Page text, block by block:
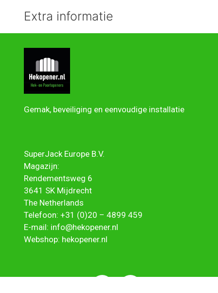
Extra informatie
Gemak, beveiliging en eenvoudige installatie
SuperJack Europe B.V.
Magazijn:
Rendementsweg 6
3641 SK Mijdrecht
The Netherlands
Telefoon:+31 (0)20 – 4899 459
E-mail: info@hekopener.nl
Webshop: hekopener.nl